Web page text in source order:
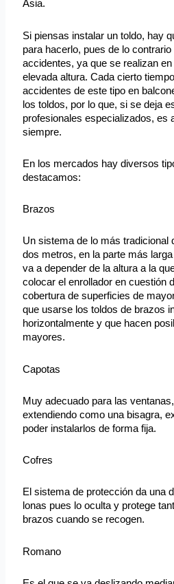
Asia.
Si piensas instalar un toldo, hay
para hacerlo, pues de lo
accidentes, ya que se realizan
elevada altura. Cada cierto
accidentes de este tipo en
los toldos, por lo que, si se deja
profesionales especializados, es
siempre.
En los mercados hay diversos
destacamos:
Brazos
Un sistema de lo más tradicional
dos metros, en la parte más
va a depender de la altura a la
colocar el enrollador en cuestión
cobertura de superficies de
que usarse los toldos de brazos
horizontalmente y que hacen
mayores.
Capotas
Muy adecuado para las
extendiendo como una bisagra,
poder instalarlos de forma fija.
Cofres
El sistema de protección da una
lonas pues lo oculta y protege
brazos cuando se recogen.
Romano